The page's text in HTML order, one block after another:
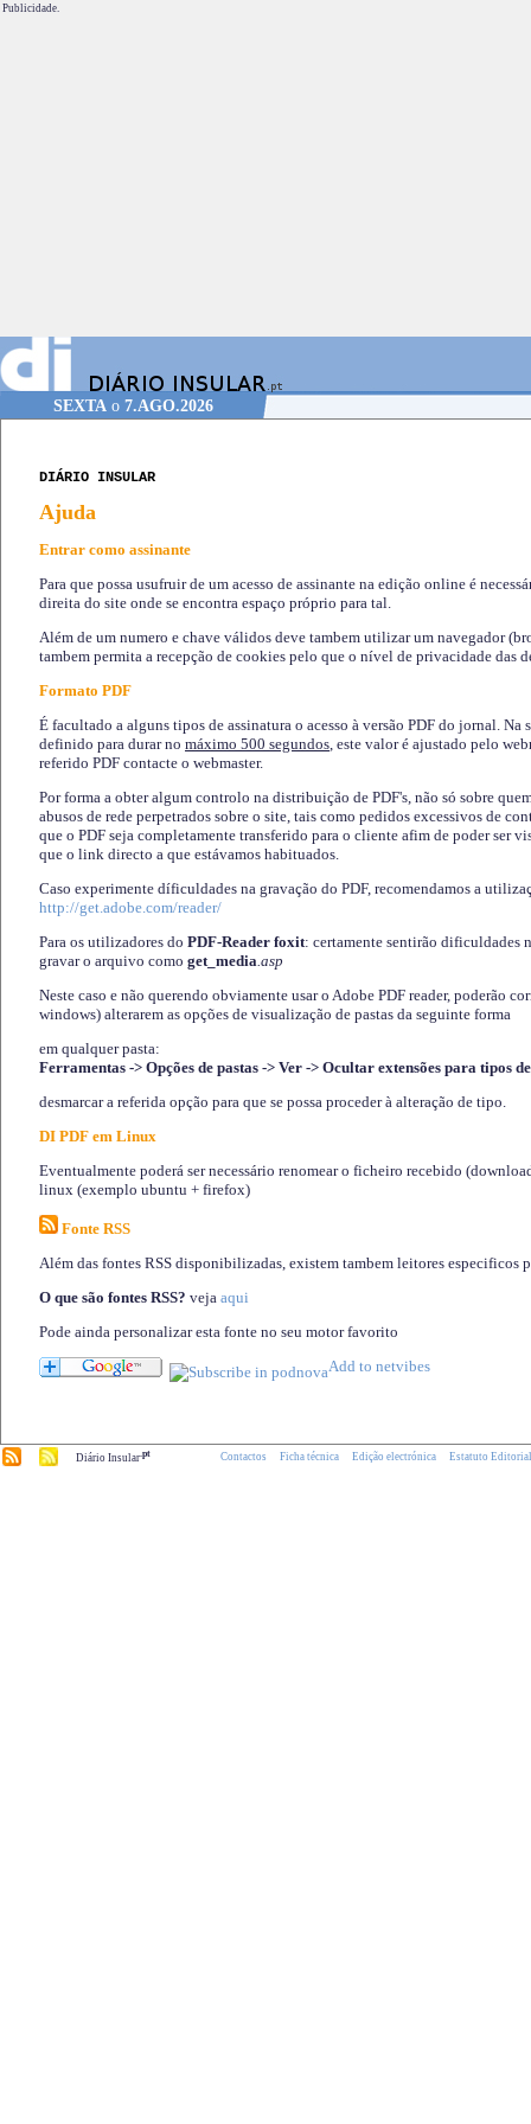
Publicidade.
SEXTA o 7.AGO.2026
DIÁRIO INSULAR
Ajuda
Entrar como assinante
Para que possa usufruir de um acesso de assinante na edição online é
direita do site onde se encontra espaço próprio para tal.
Além de um numero e chave válidos deve tambem utilizar um navegador
tambem permita a recepção de cookies pelo que o nível de privacidade das
Formato PDF
É facultado a alguns tipos de assinatura o acesso à versão PDF do jornal. Na
definido para durar no máximo 500 segundos, este valor é ajustado pelo
referido PDF contacte o webmaster.
Por forma a obter algum controlo na distribuição de PDF's, não só sobre
abusos de rede perpetrados sobre o site, tais como pedidos excessivos de
que o PDF seja completamente transferido para o cliente afim de poder ser
que o link directo a que estávamos habituados.
Caso experimente díficuldades na gravação do PDF, recomendamos a
http://get.adobe.com/reader/
Para os utilizadores do PDF-Reader foxit: certamente sentirão dificuldades
gravar o arquivo como get_media.asp
Neste caso e não querendo obviamente usar o Adobe PDF reader, poderão
windows) alterarem as opções de visualização de pastas da seguinte forma
em qualquer pasta:
Ferramentas -> Opções de pastas -> Ver -> Ocultar extensões para tipos
desmarcar a referida opção para que se possa proceder à alteração de tipo.
DI PDF em Linux
Eventualmente poderá ser necessário renomear o ficheiro recebido
linux (exemplo ubuntu + firefox)
Fonte RSS
Além das fontes RSS disponibilizadas, existem tambem leitores especificos
O que são fontes RSS? veja aqui
Pode ainda personalizar esta fonte no seu motor favorito
Diário Insular.pt Contactos Ficha técnica Edição electrónica Estatuto Editorial